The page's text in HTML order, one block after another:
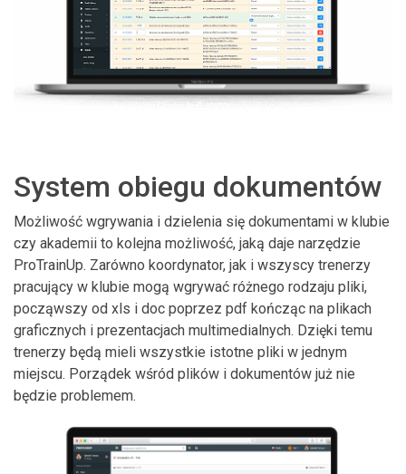
System obiegu dokumentów
Możliwość wgrywania i dzielenia się dokumentami w klubie
czy akademii to kolejna możliwość, jaką daje narzędzie
ProTrainUp. Zarówno koordynator, jak i wszyscy trenerzy
pracujący w klubie mogą wgrywać różnego rodzaju pliki,
począwszy od xls i doc poprzez pdf kończąc na plikach
graficznych i prezentacjach multimedialnych. Dzięki temu
trenerzy będą mieli wszystkie istotne pliki w jednym
miejscu. Porządek wśród plików i dokumentów już nie
będzie problemem.